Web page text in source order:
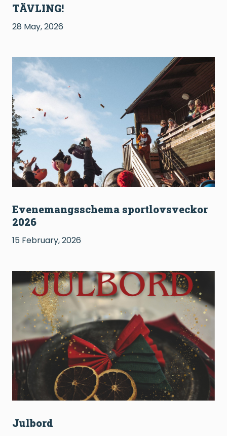
TÄVLING!
28 May, 2026
Evenemangsschema sportlovsveckor
2026
15 February, 2026
Julbord